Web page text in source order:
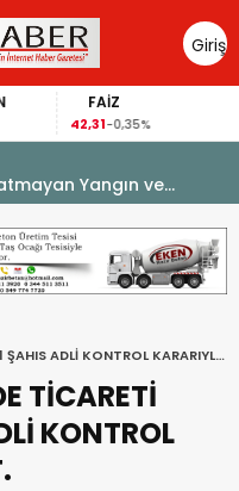
Giriş
Yap
FAİZ
42,31-0,35%
Yangın ve
ŞAHIS ADLİ KONTROL KARARIYLA
TİCARETİ
KONTROL